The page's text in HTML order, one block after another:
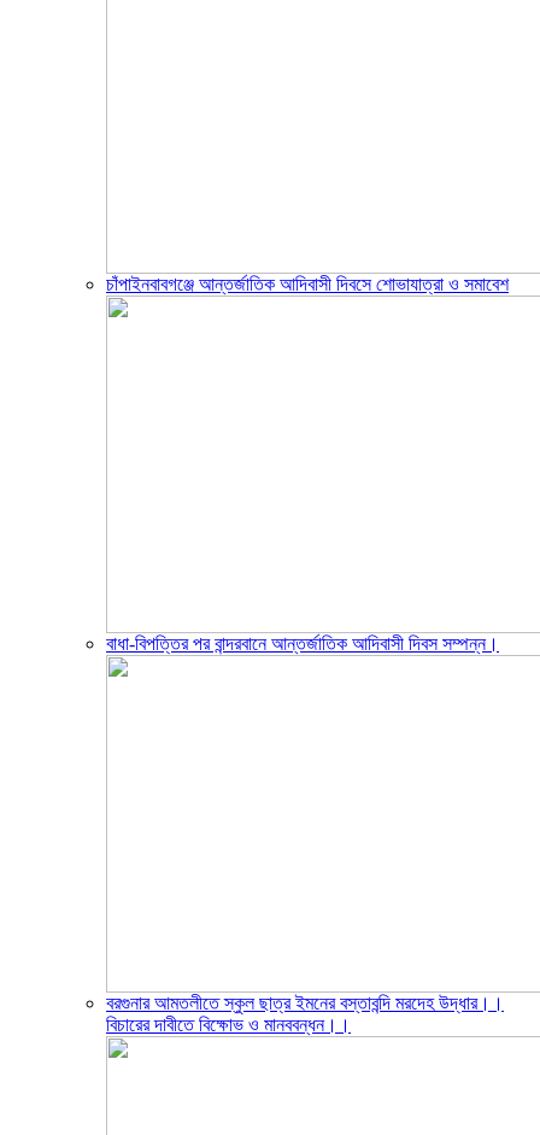
চাঁপাইনবাবগঞ্জে আন্তর্জাতিক আদিবাসী দিবসে শোভাযাত্রা ও সমাবেশ
বাধা-বিপত্তির পর বান্দরবানে আন্তর্জাতিক আদিবাসী দিবস সম্পন্ন।
বরগুনার আমতলীতে স্কুল ছাত্র ইমনের বস্তাবন্দি মরদেহ উদ্ধার।।
বিচারের দাবীতে বিক্ষোভ ও মানববন্ধন।।